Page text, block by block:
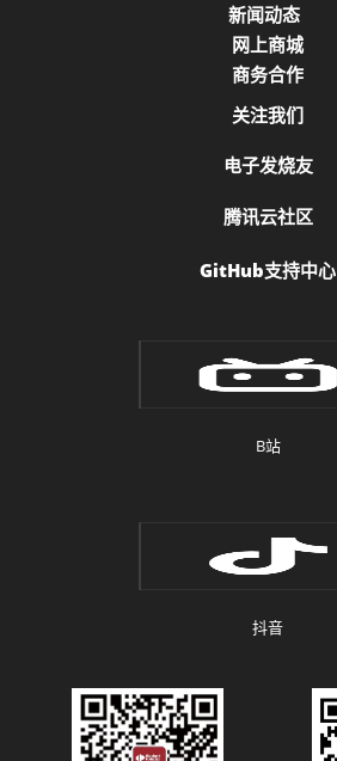
新闻动态
网上商城
商务合作
关注我们
电子发烧友
腾讯云社区
GitHub支持中心
B站
抖音